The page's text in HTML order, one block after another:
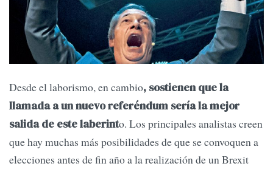
Desde el laborismo, en cambio, sostienen que la
llamada a un nuevo referéndum sería la mejor
salida de este laberinto. Los principales analistas creen
que hay muchas más posibilidades de que se convoquen a
elecciones antes de fin año a la realización de un Brexit